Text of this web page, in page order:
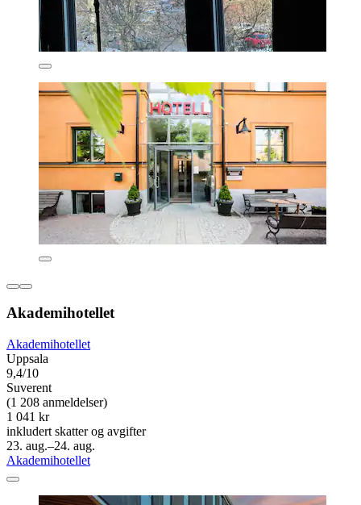
Akademihotellet
Akademihotellet
Uppsala
9,4/10
Suverent
(1 208 anmeldelser)
1 041 kr
inkludert skatter og avgifter
23. aug.–24. aug.
Akademihotellet